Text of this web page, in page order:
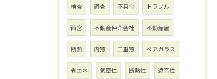
検査 調査 不具合 トラブル
西宮 不動産仲介会社 不動産屋
断熱 内窓 二重窓 ペアガラス
省エネ 気密性 断熱性 遮音性